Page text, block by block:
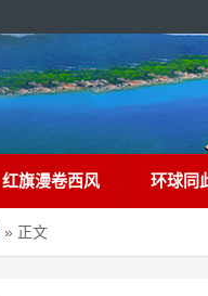
红旗漫卷西风 环球同
» 正文